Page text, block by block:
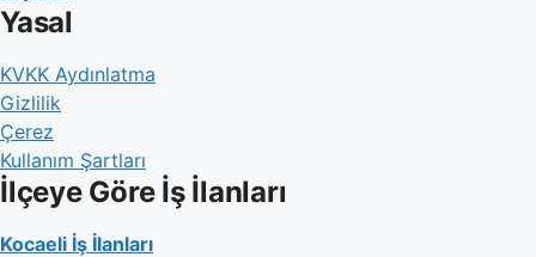
Yasal
KVKK Aydınlatma
Gizlilik
Çerez
Kullanım Şartları
İlçeye Göre İş İlanları
Kocaeli İş İlanları